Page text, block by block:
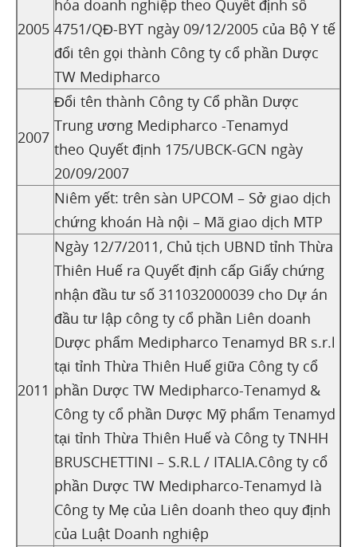
2005
hóa doanh nghiệp theo Quyết định số
4751/QĐ-BYT ngày 09/12/2005 của Bộ Y tế
đổi tên gọi thành Công ty cổ phần Dược
TW Medipharco
2007
Đổi tên thành Công ty Cổ phần Dược
Trung ương Medipharco -Tenamyd
theo Quyết định 175/UBCK-GCN ngày
20/09/2007
Niêm yết: trên sàn UPCOM – Sở giao dịch
chứng khoán Hà nội – Mã giao dịch MTP
2011
Ngày 12/7/2011, Chủ tịch UBND tỉnh Thừa
Thiên Huế ra Quyết định cấp Giấy chứng
nhận đầu tư số 311032000039 cho Dự án
đầu tư lập công ty cổ phần Liên doanh
Dược phẩm Medipharco Tenamyd BR s.r.l
tại tỉnh Thừa Thiên Huế giữa Công ty cổ
phần Dược TW Medipharco-Tenamyd &
Công ty cổ phần Dược Mỹ phẩm Tenamyd
tại tỉnh Thừa Thiên Huế và Công ty TNHH
BRUSCHETTINI – S.R.L / ITALIA.Công ty cổ
phần Dược TW Medipharco-Tenamyd là
Công ty Mẹ của Liên doanh theo quy định
của Luật Doanh nghiệp